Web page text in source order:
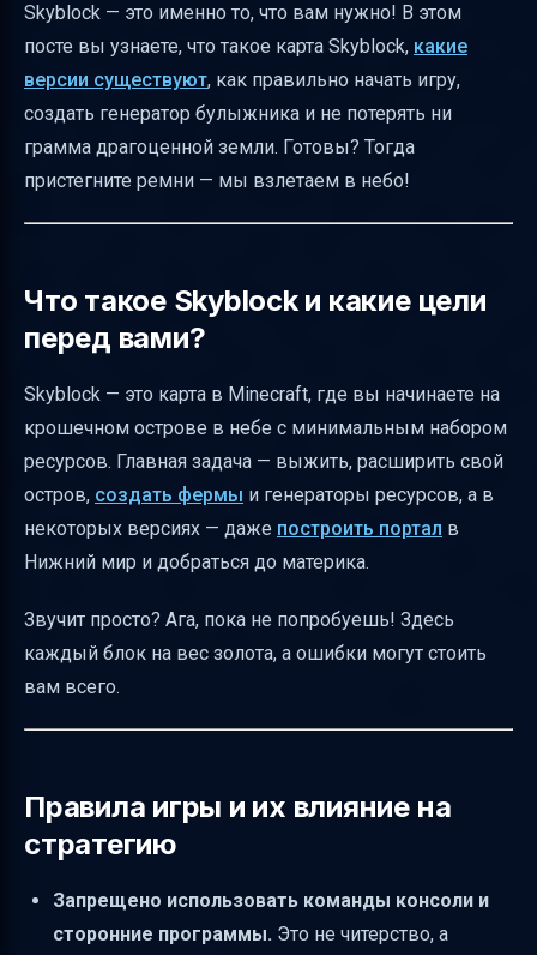
Как попасть в Нижний мир и зачем он
нужен
Как создать бесконечный источник воды и
генератор булыжника
Как добывать землю и каменную землю
Как подготовиться к опасностям и
Стартовые действия на первом острове
Советы по игре на серверах Skyblock
Skyblock — это именно то, что вам нужно! В этом
посте вы узнаете, что такое карта Skyblock, какие
версии существуют, как правильно начать игру,
создать генератор булыжника и не потерять ни
грамма драгоценной земли. Готовы? Тогда
пристегните ремни — мы взлетаем в небо!
Что такое Skyblock и какие цели
перед вами?
Skyblock — это карта в Minecraft, где вы начинаете на
крошечном острове в небе с минимальным набором
ресурсов. Главная задача — выжить, расширить свой
остров, создать фермы и генераторы ресурсов, а в
некоторых версиях — даже построить портал в
Нижний мир и добраться до материка.
Звучит просто? Ага, пока не попробуешь! Здесь
каждый блок на вес золота, а ошибки могут стоить
вам всего.
Правила игры и их влияние на
стратегию
Запрещено использовать команды консоли и
сторонние программы. Это не читерство, а